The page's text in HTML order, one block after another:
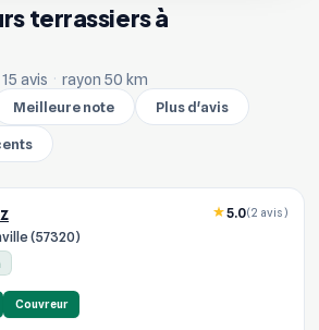
terrassiers à
avis · rayon 50 km
Meilleure note Plus d'avis
(57320)
5.0(2 avis)
Couvreur